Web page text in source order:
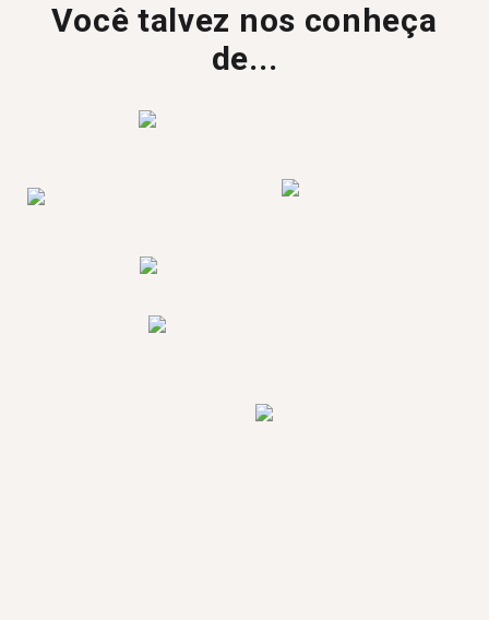
Você talvez nos conheça
de...